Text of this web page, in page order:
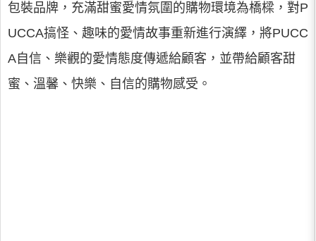
包裝品牌，充滿甜蜜愛情氛圍的購物環境為橋樑，對P
UCCA搞怪、趣味的愛情故事重新進行演繹，將PUCC
A自信、樂觀的愛情態度傳遞給顧客，並帶給顧客甜
蜜、溫馨、快樂、自信的購物感受。